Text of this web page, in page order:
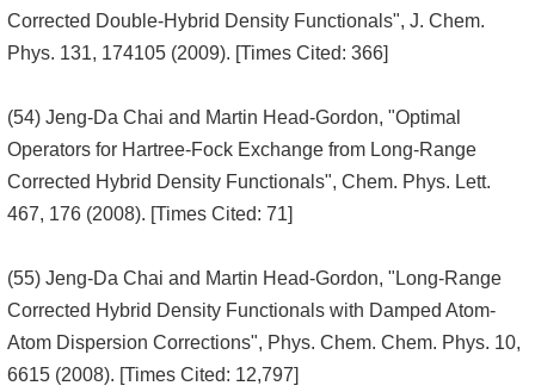
Corrected Double-Hybrid Density Functionals", J. Chem.
Phys. 131, 174105 (2009). [Times Cited: 366]
(54) Jeng-Da Chai and Martin Head-Gordon, "Optimal
Operators for Hartree-Fock Exchange from Long-Range
Corrected Hybrid Density Functionals", Chem. Phys. Lett.
467, 176 (2008). [Times Cited: 71]
(55) Jeng-Da Chai and Martin Head-Gordon, "Long-Range
Corrected Hybrid Density Functionals with Damped Atom-
Atom Dispersion Corrections", Phys. Chem. Chem. Phys. 10,
6615 (2008). [Times Cited: 12,797]